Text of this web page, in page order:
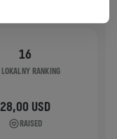
16
LOKALNY RANKING
28,00 USD
RAISED